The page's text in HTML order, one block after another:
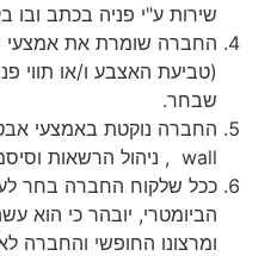
שירות ע"י פניה בכתב ובו
החברה שומרת את אמצעי
(טביעת האצבע ו/או תווי
שבחר.
wall , ניהול הרשאות וסיסמאות.
ככל שלקוח החברה בחר
הביומטרי, יובהר כי הוא
ומרצונו החופשי והחברה